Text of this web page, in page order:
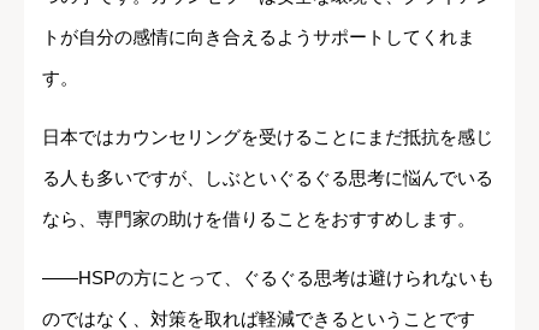
トが自分の感情に向き合えるようサポートしてくれま
す。
日本ではカウンセリングを受けることにまだ抵抗を感じ
る人も多いですが、しぶといぐるぐる思考に悩んでいる
なら、専門家の助けを借りることをおすすめします。
――HSPの方にとって、ぐるぐる思考は避けられないも
のではなく、対策を取れば軽減できるということです